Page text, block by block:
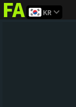
FIFAaddict
KR